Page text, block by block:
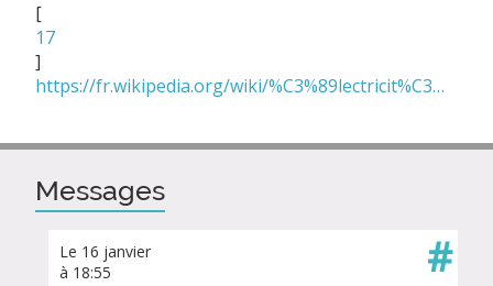
[
17
]
https://fr.wikipedia.org/wiki/%C3%89lectricit%C3%A9_en_France
Messages
Le 16 janvier
à 18:55
#